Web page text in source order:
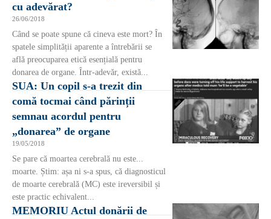
cu adevărat?
26/06/2018
Când se poate spune că cineva este mort? În
spatele simplității aparente a întrebării se
află preocuparea etică esențială pentru
donarea de organe. Într-adevăr, există...
SUA: Un copil s-a trezit din
comă tocmai când părinții
semnau acordul pentru
„donarea” de organe
19/05/2018
Se pare că moartea cerebrală nu este...
moarte. Știm: așa ni s-a spus, că diagnosticul
de moarte cerebrală (MC) este ireversibil și
este practic echivalent...
MEMORIU Actul donării de